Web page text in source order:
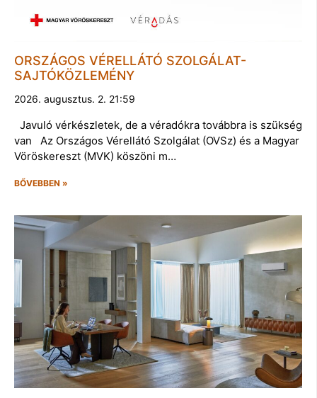
ORSZÁGOS VÉRELLÁTÓ SZOLGÁLAT-
SAJTÓKÖZLEMÉNY
2026. augusztus. 2. 21:59
Javuló vérkészletek, de a véradókra továbbra is szükség
van Az Országos Vérellátó Szolgálat (OVSz) és a Magyar
Vöröskereszt (MVK) köszöni m…
BŐVEBBEN »